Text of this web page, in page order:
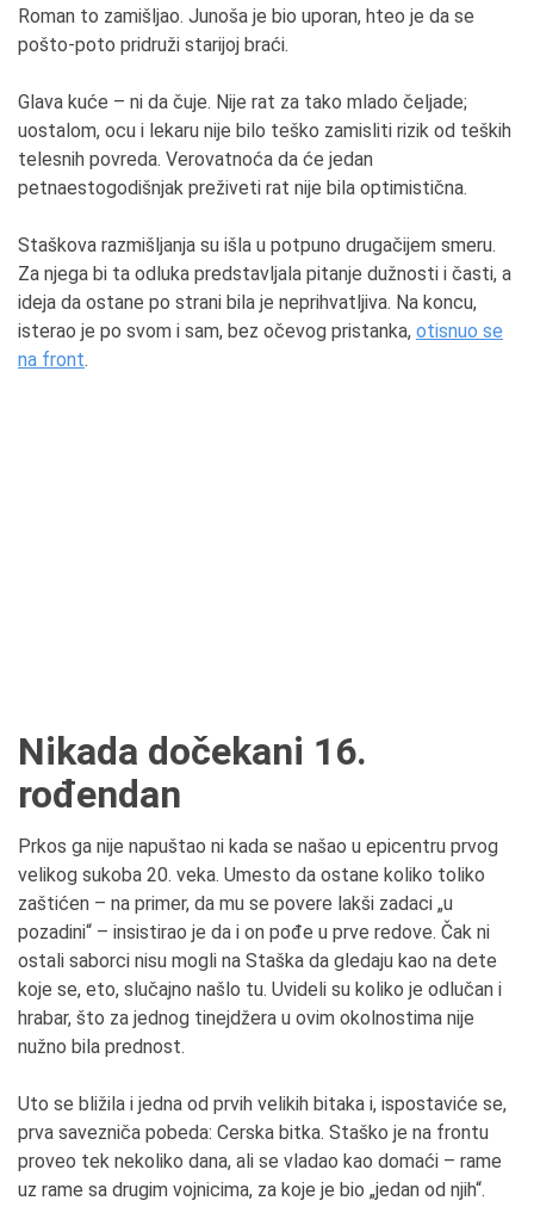
Roman to zamišljao. Junoša je bio uporan, hteo je da se
pošto-poto pridruži starijoj braći.
Glava kuće – ni da čuje. Nije rat za tako mlado čeljade;
uostalom, ocu i lekaru nije bilo teško zamisliti rizik od teških
telesnih povreda. Verovatnoća da će jedan
petnaestogodišnjak preživeti rat nije bila optimistična.
Staškova razmišljanja su išla u potpuno drugačijem smeru.
Za njega bi ta odluka predstavljala pitanje dužnosti i časti, a
ideja da ostane po strani bila je neprihvatljiva. Na koncu,
isterao je po svom i sam, bez očevog pristanka, otisnuo se
na front.
Nikada dočekani 16.
rođendan
Prkos ga nije napuštao ni kada se našao u epicentru prvog
velikog sukoba 20. veka. Umesto da ostane koliko toliko
zaštićen – na primer, da mu se povere lakši zadaci „u
pozadini“ – insistirao je da i on pođe u prve redove. Čak ni
ostali saborci nisu mogli na Staška da gledaju kao na dete
koje se, eto, slučajno našlo tu. Uvideli su koliko je odlučan i
hrabar, što za jednog tinejdžera u ovim okolnostima nije
nužno bila prednost.
Uto se bližila i jedna od prvih velikih bitaka i, ispostaviće se,
prva savezniča pobeda: Cerska bitka. Staško je na frontu
proveo tek nekoliko dana, ali se vladao kao domaći – rame
uz rame sa drugim vojnicima, za koje je bio „jedan od njih“.